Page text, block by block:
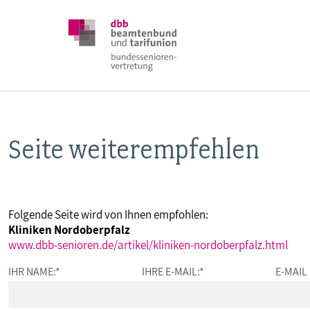
DBB SENIOREN
VERANSTALTUNGEN
Seite weiterempfehlen
Folgende Seite wird von Ihnen empfohlen:
Kliniken Nordoberpfalz
www.dbb-senioren.de/artikel/kliniken-nordoberpfalz.html
IHR NAME:* IHRE E-MAIL:* E-MAIL